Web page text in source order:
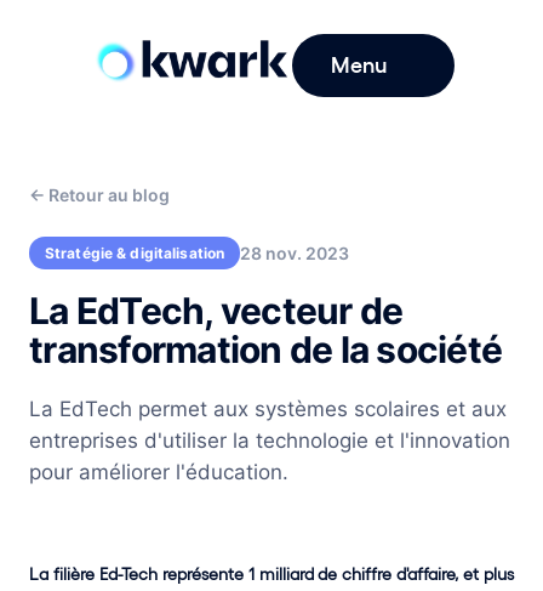
Menu
← Retour au blog
Stratégie & digitalisation 28 nov. 2023
La EdTech, vecteur de
transformation de la société
La EdTech permet aux systèmes scolaires et aux
entreprises d'utiliser la technologie et l'innovation
pour améliorer l'éducation.
La filière Ed-Tech représente 1 milliard de chiffre d'affaire, et plus